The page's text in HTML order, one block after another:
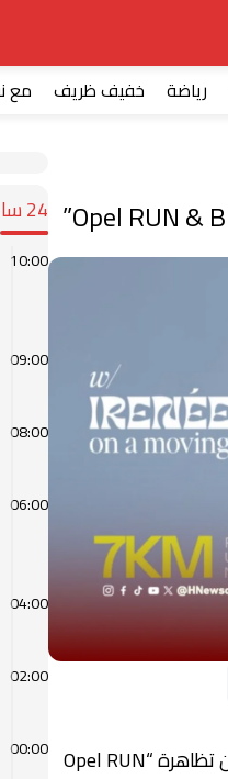
رياضة خفيف ظريف مع
يوم 21 يونيو الجاري لاحتضان نسخة جديدة من تظاهرة “Opel RUN
24 ساعة
10:00
09:00
08:00
06:00
04:00
02:00
00:00